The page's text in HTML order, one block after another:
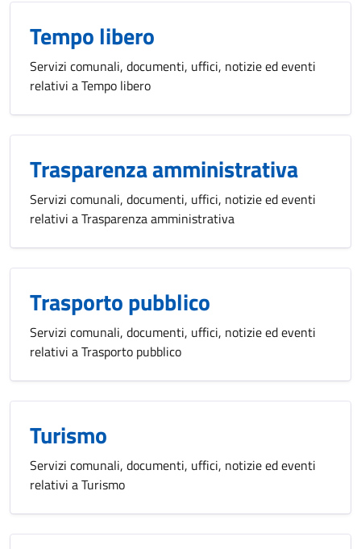
Tempo libero
Servizi comunali, documenti, uffici, notizie ed eventi
relativi a Tempo libero
Trasparenza amministrativa
Servizi comunali, documenti, uffici, notizie ed eventi
relativi a Trasparenza amministrativa
Trasporto pubblico
Servizi comunali, documenti, uffici, notizie ed eventi
relativi a Trasporto pubblico
Turismo
Servizi comunali, documenti, uffici, notizie ed eventi
relativi a Turismo